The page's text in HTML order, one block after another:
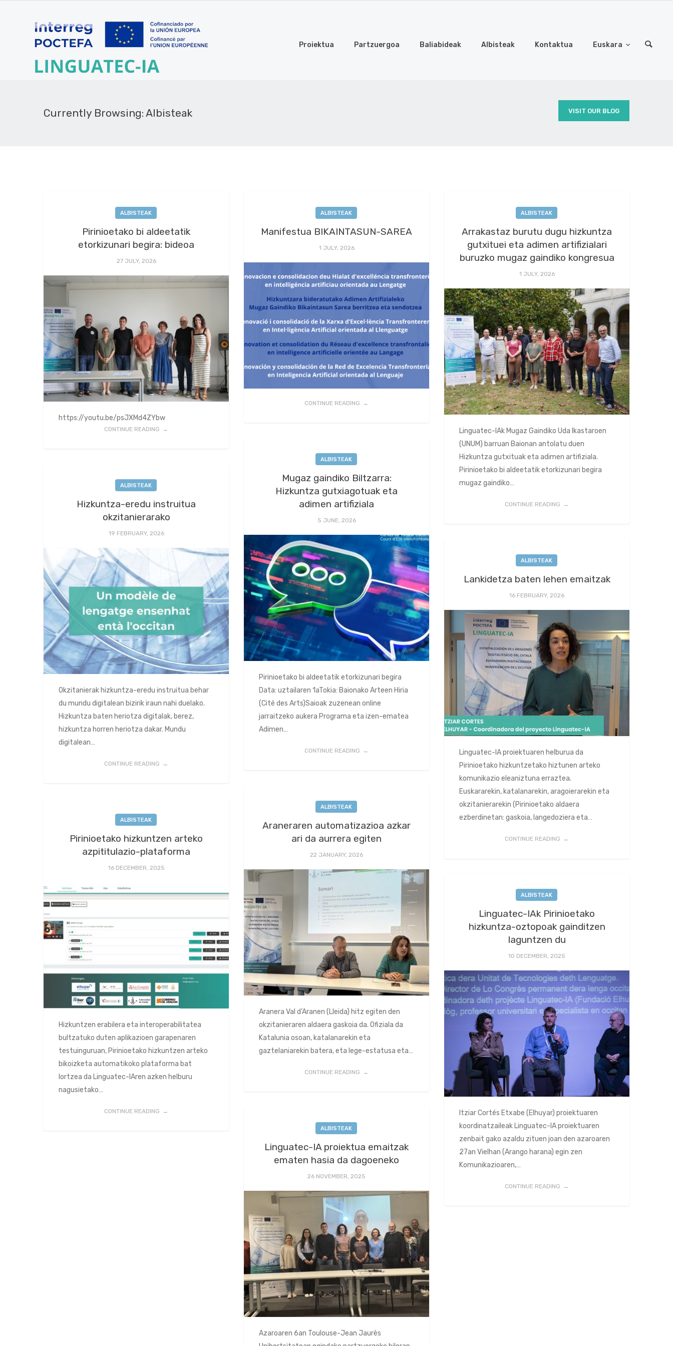
Proiektua Partzuergoa Baliabideak Albisteak Kontaktua Euskara
Currently Browsing: Albisteak VISIT OUR BLOG
ALBISTEAK
Pirinioetako bi aldeetatik
etorkizunari begira: bideoa
27 JULY, 2026
https://youtu.be/psJXMd4ZYbw
CONTINUE READING
ALBISTEAK
Manifestua BIKAINTASUN-SAREA
1 JULY, 2026
CONTINUE READING
ALBISTEAK
Arrakastaz burutu dugu hizkuntza
gutxituei eta adimen artifizialari
buruzko mugaz gaindiko kongresua
1 JULY, 2026
Linguatec-IAk Mugaz Gaindiko Uda Ikastaroen
(UNUM) barruan Baionan antolatu duen
Hizkuntza gutxituak eta adimen artifiziala.
Pirinioetako bi aldeetatik etorkizunari begira
mugaz gaindiko…
CONTINUE READING
ALBISTEAK
Mugaz gaindiko Biltzarra:
Hizkuntza gutxiagotuak eta
adimen artifiziala
5 JUNE, 2026
Pirinioetako bi aldeetatik etorkizunari begira
Data: uztailaren 1aTokia: Baionako Arteen Hiria
(Cité des Arts)Saioak zuzenean online
jarraitzeko aukera Programa eta izen-ematea
Adimen…
CONTINUE READING
ALBISTEAK
Hizkuntza-eredu instruitua
okzitanierarako
19 FEBRUARY, 2026
Okzitanierak hizkuntza-eredu instruitua behar
du mundu digitalean bizirik iraun nahi duelako.
Hizkuntza baten heriotza digitalak, berez,
hizkuntza horren heriotza dakar. Mundu
digitalean…
CONTINUE READING
ALBISTEAK
Lankidetza baten lehen emaitzak
16 FEBRUARY, 2026
Linguatec-IA proiektuaren helburua da
Pirinioetako hizkuntzetako hiztunen arteko
komunikazio eleaniztuna erraztea.
Euskararekin, katalanarekin, aragoierarekin eta
okzitanierarekin (Pirinioetako aldaera
ezberdinetan: gaskoia, langedoziera eta…
CONTINUE READING
ALBISTEAK
Araneraren automatizazioa azkar
ari da aurrera egiten
22 JANUARY, 2026
Aranera Val d’Aranen (Lleida) hitz egiten den
okzitanieraren aldaera gaskoia da. Ofiziala da
Katalunia osoan, katalanarekin eta
gaztelaniarekin batera, eta lege-estatusa eta…
CONTINUE READING
ALBISTEAK
Pirinioetako hizkuntzen arteko
azpititulazio-plataforma
16 DECEMBER, 2025
Hizkuntzen erabilera eta interoperabilitatea
bultzatuko duten aplikazioen garapenaren
testuinguruan, Pirinioetako hizkuntzen arteko
bikoizketa automatikoko plataforma bat
lortzea da Linguatec-IAren azken helburu
nagusietako…
CONTINUE READING
ALBISTEAK
Linguatec-IAk Pirinioetako
hizkuntza-oztopoak gainditzen
laguntzen du
10 DECEMBER, 2025
Itziar Cortés Etxabe (Elhuyar) proiektuaren
koordinatzaileak Linguatec-IA proiektuaren
zenbait gako azaldu zituen joan den azaroaren
27an Vielhan (Arango harana) egin zen
Komunikazioaren,…
CONTINUE READING
ALBISTEAK
Linguatec-IA proiektua emaitzak
ematen hasia da dagoeneko
26 NOVEMBER, 2025
Azaroaren 6an Toulouse-Jean Jaurès